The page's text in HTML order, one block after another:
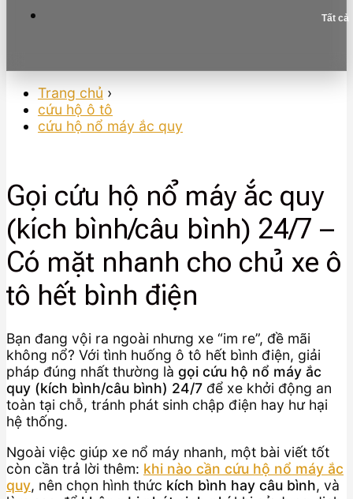
Tất cả
Trang chủ ›
cứu hộ ô tô
cứu hộ nổ máy ắc quy
Gọi cứu hộ nổ máy ắc quy
(kích bình/câu bình) 24/7 –
Có mặt nhanh cho chủ xe ô
tô hết bình điện
Bạn đang vội ra ngoài nhưng xe “im re”, đề mãi
không nổ? Với tình huống ô tô hết bình điện, giải
pháp đúng nhất thường là gọi cứu hộ nổ máy ắc
quy (kích bình/câu bình) 24/7 để xe khởi động an
toàn tại chỗ, tránh phát sinh chập điện hay hư hại
hệ thống.
Ngoài việc giúp xe nổ máy nhanh, một bài viết tốt
còn cần trả lời thêm: khi nào cần cứu hộ nổ máy ắc
quy, nên chọn hình thức kích bình hay câu bình, và